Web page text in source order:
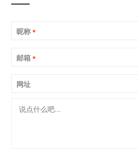
昵称 *
邮箱 *
网址